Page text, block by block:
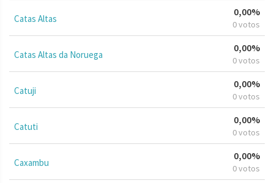
Catas Altas
0,00%
0 votos
Catas Altas da Noruega
0,00%
0 votos
Catuji
0,00%
0 votos
Catuti
0,00%
0 votos
Caxambu
0,00%
0 votos